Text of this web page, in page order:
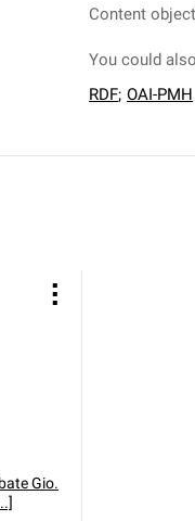
Content
You could
RDF; OAI-PMH
Gio.